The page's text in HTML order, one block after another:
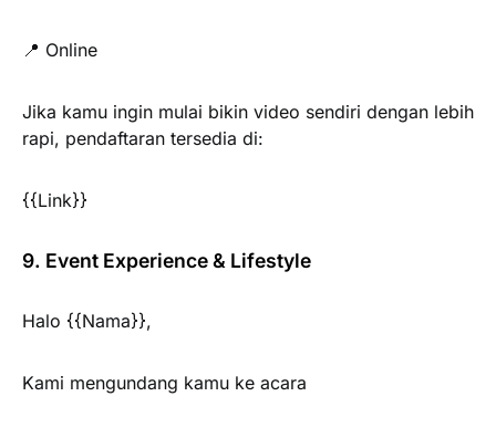
📍 Online
Jika kamu ingin mulai bikin video sendiri dengan lebih
rapi, pendaftaran tersedia di:
{{Link}}
9. Event Experience & Lifestyle
Halo {{Nama}},
Kami mengundang kamu ke acara